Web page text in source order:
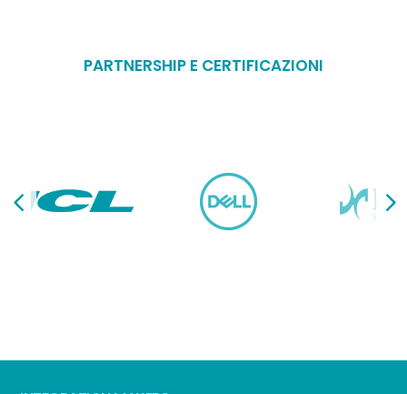
PARTNERSHIP E CERTIFICAZIONI